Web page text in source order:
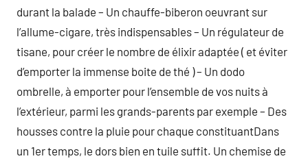
durant la balade – Un chauffe-biberon oeuvrant sur
l’allume-cigare, très indispensables – Un régulateur de
tisane, pour créer le nombre de élixir adaptée ( et éviter
d’emporter la immense boite de thé ) – Un dodo
ombrelle, à emporter pour l’ensemble de vos nuits à
l’extérieur, parmi les grands-parents par exemple – Des
housses contre la pluie pour chaque constituantDans
un 1er temps, le dors bien en tuile suffit. Un chemise de